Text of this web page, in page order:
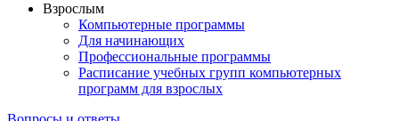
Взрослым
Компьютерные программы
Для начинающих
Профессиональные программы
Расписание учебных групп компьютерных
программ для взрослых